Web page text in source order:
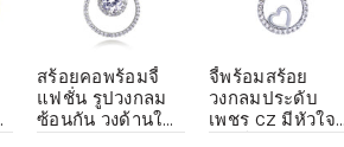
สร้อยคอพร้อมจี้
แฟชั่น รูปวงกลม
ซ้อนกัน วงด้านใน
จี้พร้อมสร้อย
วงกลมประดับ
เพชร CZ มีหัวใจ